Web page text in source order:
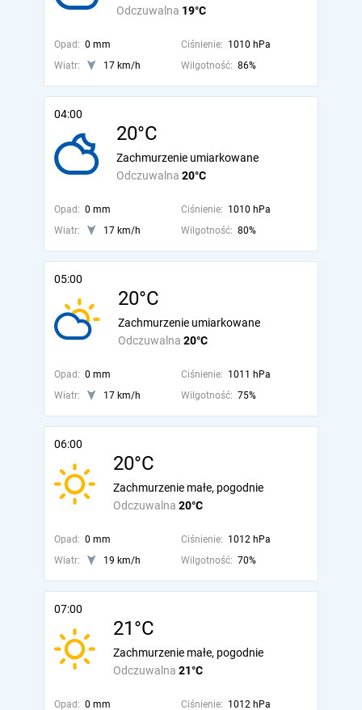
Odczuwalna 19°C
Opad: 0 mm Ciśnienie: 1010 hPa
Wiatr:
17 km/h Wilgotność: 86%
04:00
20°C
Odczuwalna 20°C
Zachmurzenie umiarkowane
Opad: 0 mm Ciśnienie: 1010 hPa
Wiatr:
17 km/h Wilgotność: 80%
05:00
20°C
Odczuwalna 20°C
Zachmurzenie umiarkowane
Opad: 0 mm Ciśnienie: 1011 hPa
Wiatr:
17 km/h Wilgotność: 75%
06:00
20°C
Odczuwalna 20°C
Zachmurzenie małe, pogodnie
Opad: 0 mm Ciśnienie: 1012 hPa
Wiatr:
19 km/h Wilgotność: 70%
07:00
21°C
Odczuwalna 21°C
Zachmurzenie małe, pogodnie
Opad: 0 mm Ciśnienie: 1012 hPa